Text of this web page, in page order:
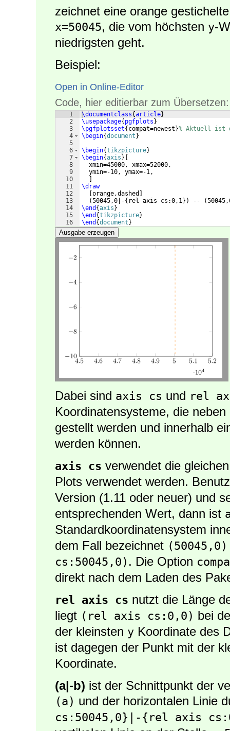
zeichnet eine orange
x=50045, die vom höchsten y-
niedrigsten geht.
Beispiel:
Open in Online-Editor
Code, hier editierbar zum Übersetzen:
1
2
3
4
5
6
7
8
9
10
11
12
13
14
15
16
\documentclass{article}
\usepackage{ pgfplots }
\pgfplotsset{ compat=newest }% Aktuell ist
\begin{document }
\begin{tikzpicture}
\begin{axis }
  xmin=45000, xmax=52000,
  ymin=-10, ymax=-1,
\draw
orange,dashed
(50045,0|-{ rel axis cs:0,1}) -- (
\end {axis }
\end {tikzpicture}
\end {document }
Ausgabe erzeugen
Dabei sind axis cs und rel
Koordinatensysteme, die
gestellt werden und innerhalb
werden können.
axis cs verwendet die
Plots verwendet werden.
Version (1.11 oder neuer) und
entsprechenden Wert, dann ist
Standardkoordinatensystem
dem Fall bezeichnet (50045,0)
cs:50045,0) . Die Option
direkt nach dem Laden des
rel axis cs nutzt die Länge
liegt (rel axis cs:0,0) bei
der kleinsten y Koordinate des
ist dagegen der Punkt mit der
Koordinate.
(a|-b) ist der Schnittpunkt der
(a) und der horizontalen Linie
cs:50045,0}|-{rel axis